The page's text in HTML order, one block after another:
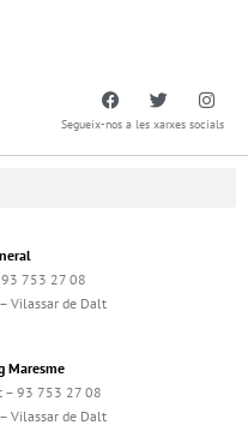
Segueix-nos a les xarxes socials
753 27 08
Vilassar de Dalt
Maresme
– 93 753 27 08
Vilassar de Dalt